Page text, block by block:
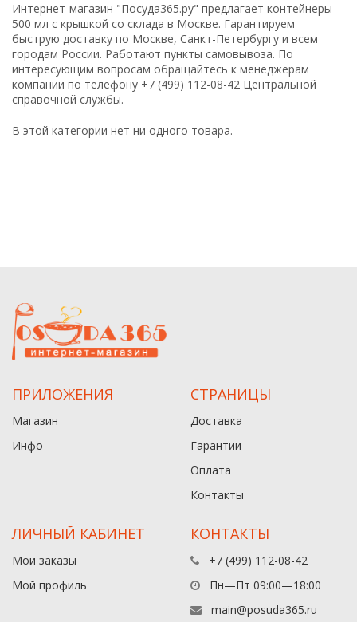
Интернет-магазин "Посуда365.ру" предлагает контейнеры
500 мл с крышкой со склада в Москве. Гарантируем
быструю доставку по Москве, Санкт-Петербургу и всем
городам России. Работают пункты самовывоза. По
интересующим вопросам обращайтесь к менеджерам
компании по телефону +7 (499) 112-08-42 Центральной
справочной службы.
В этой категории нет ни одного товара.
ПРИЛОЖЕНИЯ
Магазин
Инфо
СТРАНИЦЫ
Доставка
Гарантии
Оплата
Контакты
ЛИЧНЫЙ КАБИНЕТ
Мои заказы
Мой профиль
КОНТАКТЫ
+7 (499) 112-08-42
Пн—Пт 09:00—18:00
main@posuda365.ru